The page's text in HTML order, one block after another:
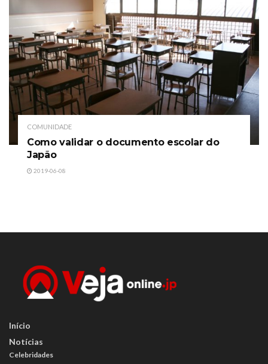
COMUNIDADE
Como validar o documento escolar do
Japão
2019-06-08
Início
Notícias
Celebridades